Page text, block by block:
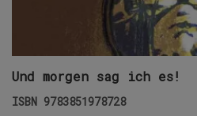
Und morgen sag ich es!
ISBN 9783851978728